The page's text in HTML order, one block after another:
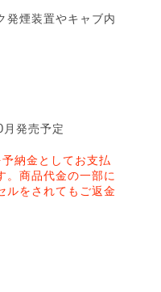
発煙装置やキャブ内
発売予定
納金としてお支払
。商品代金の一部に
ルをされてもご返金